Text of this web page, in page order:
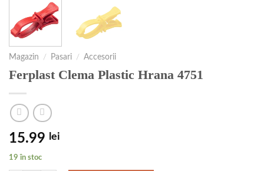
Magazin / Pasari / Accesorii
Ferplast Clema Plastic Hrana 4751
15.99 lei
19 în stoc